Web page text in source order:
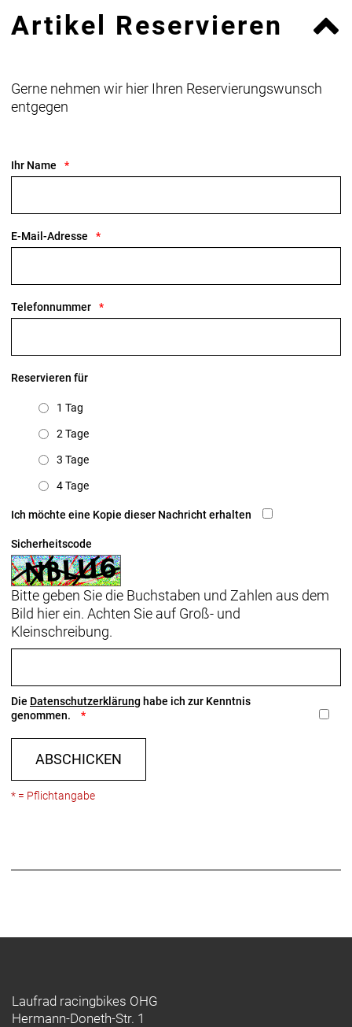
Artikel Reservieren
Gerne nehmen wir hier Ihren Reservierungswunsch
entgegen
Ihr Name
E-Mail-Adresse
Telefonnummer
Reservieren für
1 Tag
2 Tage
3 Tage
4 Tage
Ich möchte eine Kopie dieser Nachricht erhalten
Sicherheitscode
Bitte geben Sie die Buchstaben und Zahlen aus dem
Bild hier ein. Achten Sie auf Groß- und
Kleinschreibung.
Die Datenschutzerklärung habe ich zur Kenntnis
genommen.
ABSCHICKEN
* = Pflichtangabe
Laufrad racingbikes OHG
Hermann-Doneth-Str. 1